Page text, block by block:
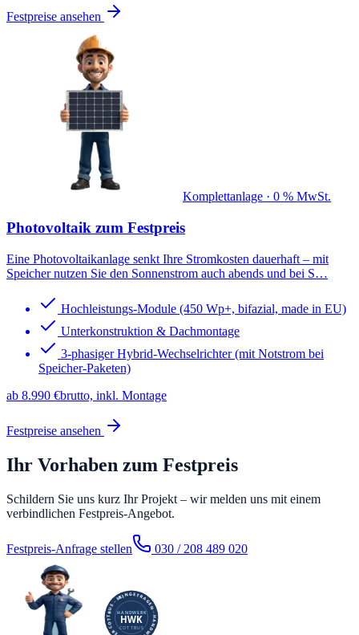
Festpreise ansehen
Komplettanlage · 0 % MwSt.
Photovoltaik zum Festpreis
Eine Photovoltaikanlage senkt Ihre Stromkosten dauerhaft – mit
Speicher nutzen Sie den Sonnenstrom auch abends und bei S…
Hochleistungs-Module (450 Wp+, bifazial, made in EU)
Unterkonstruktion & Dachmontage
3-phasiger Hybrid-Wechselrichter (mit Notstrom bei
Speicher-Paketen)
ab 8.990 €brutto, inkl. Montage
Festpreise ansehen
Ihr Vorhaben zum Festpreis
Schildern Sie uns kurz Ihr Projekt – wir melden uns mit einem
verbindlichen Festpreis-Angebot.
Festpreis-Anfrage stellen 030 / 208 489 020